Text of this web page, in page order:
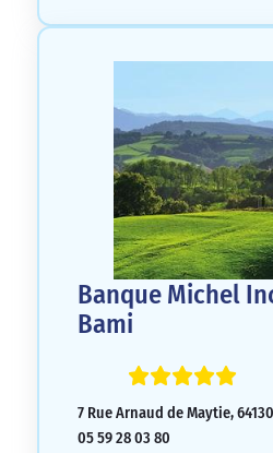
Banque Michel
Bami
7 Rue Arnaud de Maytie,
05 59 28 03 80